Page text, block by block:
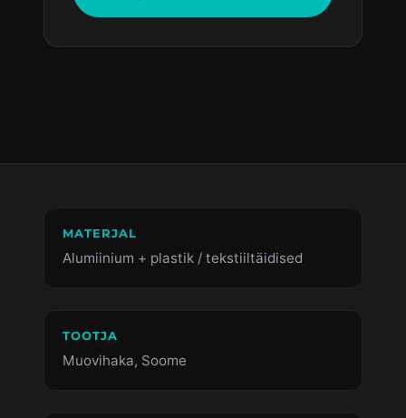
MATERJAL
Alumiinium + plastik / tekstiiltäidised
TOOTJA
Muovihaka, Soome